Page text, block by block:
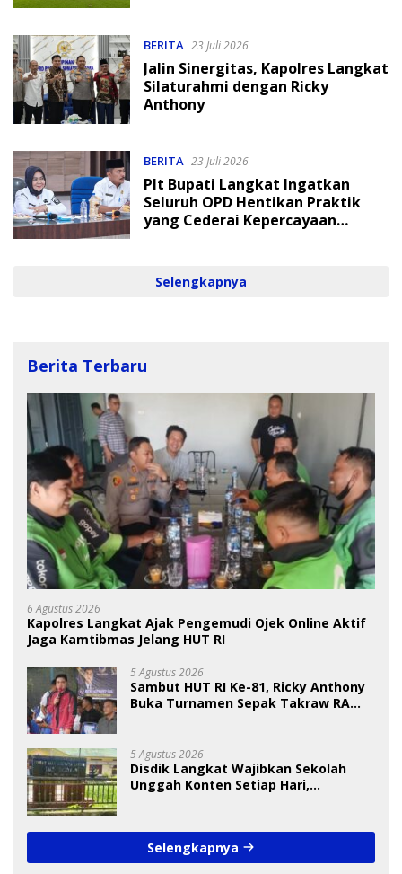
BERITA 23 Juli 2026
Jalin Sinergitas, Kapolres Langkat
Silaturahmi dengan Ricky
Anthony
BERITA 23 Juli 2026
Plt Bupati Langkat Ingatkan
Seluruh OPD Hentikan Praktik
yang Cederai Kepercayaan
Selengkapnya
Berita Terbaru
6 Agustus 2026
Kapolres Langkat Ajak Pengemudi Ojek Online Aktif
Jaga Kamtibmas Jelang HUT RI
5 Agustus 2026
Sambut HUT RI Ke-81, Ricky Anthony
Buka Turnamen Sepak Takraw RA
5 Agustus 2026
Disdik Langkat Wajibkan Sekolah
Unggah Konten Setiap Hari,
Selengkapnya